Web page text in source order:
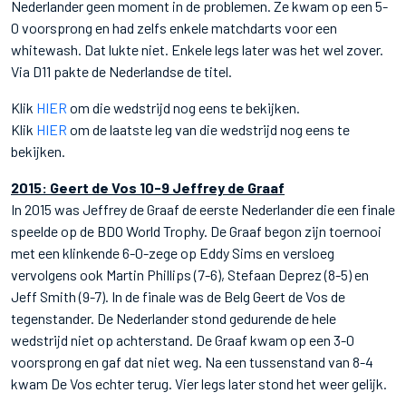
Nederlander geen moment in de problemen. Ze kwam op een 5-
0 voorsprong en had zelfs enkele matchdarts voor een
whitewash. Dat lukte niet. Enkele legs later was het wel zover.
Via D11 pakte de Nederlandse de titel.
Klik HIER om die wedstrijd nog eens te bekijken.
Klik HIER om de laatste leg van die wedstrijd nog eens te
bekijken.
2015: Geert de Vos 10-9 Jeffrey de Graaf
In 2015 was Jeffrey de Graaf de eerste Nederlander die een finale
speelde op de BDO World Trophy. De Graaf begon zijn toernooi
met een klinkende 6-0-zege op Eddy Sims en versloeg
vervolgens ook Martin Phillips (7-6), Stefaan Deprez (8-5) en
Jeff Smith (9-7). In de finale was de Belg Geert de Vos de
tegenstander. De Nederlander stond gedurende de hele
wedstrijd niet op achterstand. De Graaf kwam op een 3-0
voorsprong en gaf dat niet weg. Na een tussenstand van 8-4
kwam De Vos echter terug. Vier legs later stond het weer gelijk.